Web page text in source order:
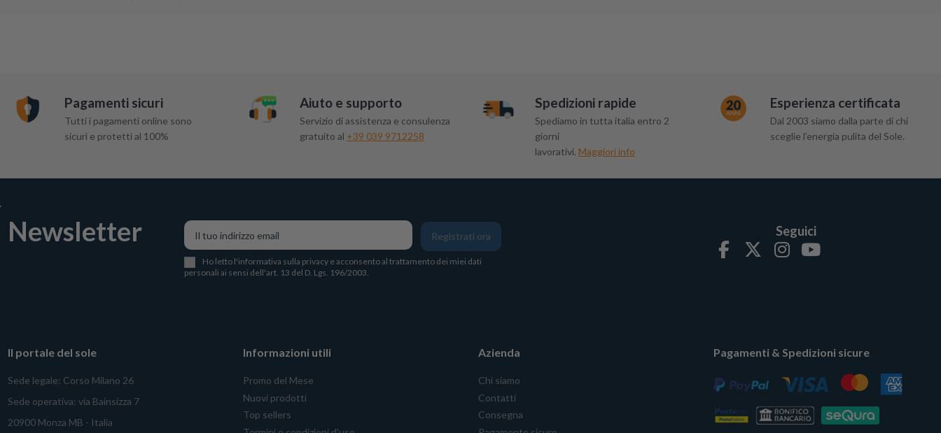
Pagamenti sicuri
Tutti i pagamenti online sono
sicuri e protetti al 100%
Aiuto e supporto
Servizio di assistenza e consulenza
gratuito al +39 039 9712258
Spedizioni rapide
Spediamo in tutta italia entro 2
giorni
lavorativi. Maggiori info
Esperienza certificata
Dal 2003 siamo dalla parte di chi
sceglie l’energia pulita del Sole.
Newsletter Registrati ora
Ho letto l'informativa sulla privacye acconsento al trattamento dei miei dati
personali ai sensi dell'art. 13 del D. Lgs. 196/2003.
Seguici
Il portale del sole
Sede legale: Corso Milano 26
Sede operativa: via Bainsizza 7
20900 Monza MB - Italia
Informazioni utili
Promo del Mese
Nuovi prodotti
Top sellers
Azienda
Chi siamo
Contatti
Consegna
Pagamenti & Spedizioni sicure